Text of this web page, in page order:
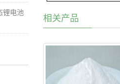
相关产品
锂电池